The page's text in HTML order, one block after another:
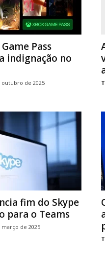
Pass
indignação no
outubro de 2025
fim do Skype
para o Teams
março de 2025